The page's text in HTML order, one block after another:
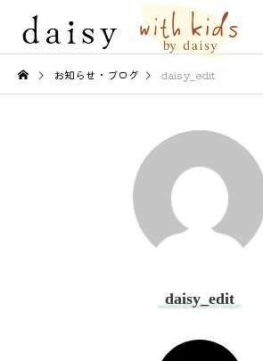
お知らせ・ブログ daisy_edit
daisy_edit